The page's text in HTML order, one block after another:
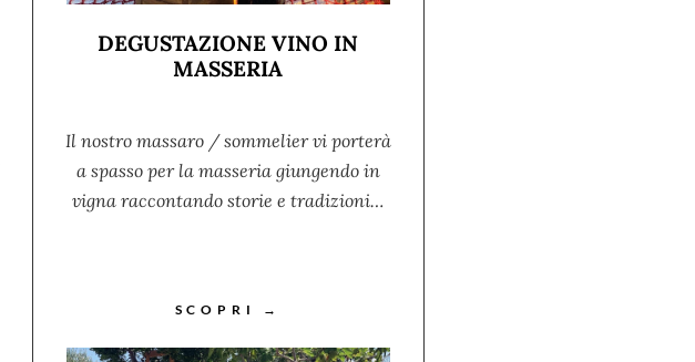
DEGUSTAZIONE VINO IN
MASSERIA
Il nostro massaro / sommelier vi porterà
a spasso per la masseria giungendo in
vigna raccontando storie e tradizioni…
SCOPRI →